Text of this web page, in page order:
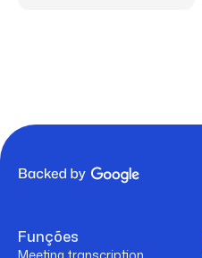
Funções